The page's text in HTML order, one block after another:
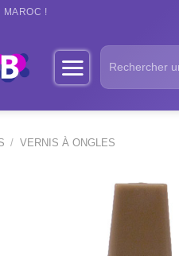
MAROC !
Recherche
pour :
/ VERNIS À ONGLES